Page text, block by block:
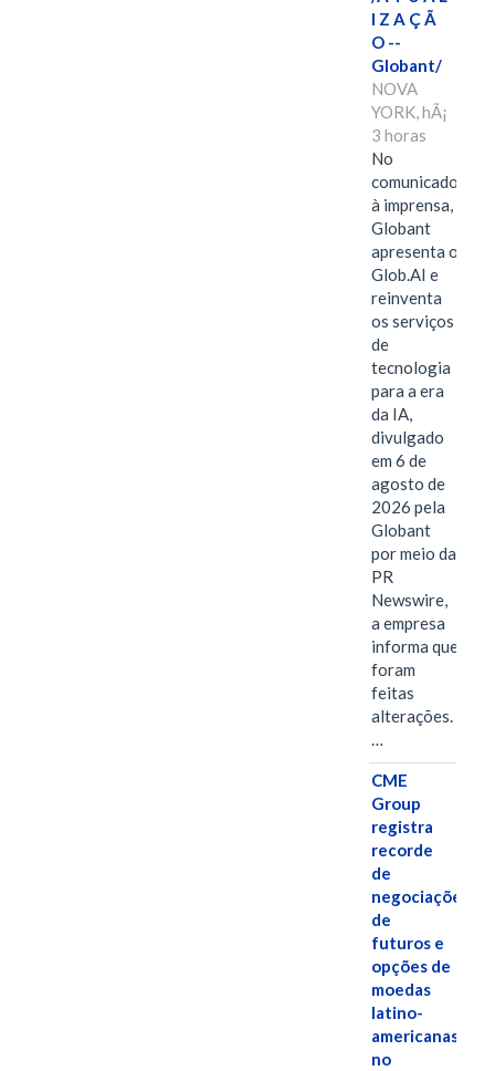
I Z A Ç Ã
O --
Globant/
NOVA
YORK, hÃ¡
3 horas
No
comunicado
à imprensa,
Globant
apresenta o
Glob.AI e
reinventa
os serviços
de
tecnologia
para a era
da IA,
divulgado
em 6 de
agosto de
2026 pela
Globant
por meio da
PR
Newswire,
a empresa
informa que
foram
feitas
alterações.
…
CME
Group
registra
recorde
de
negociações
de
futuros e
opções de
moedas
latino-
americanas
no